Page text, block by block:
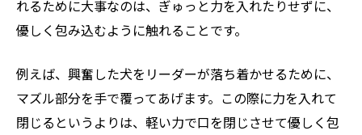
れるために大事なのは、ぎゅっと力を入れたりせずに、
優しく包み込むように触れることです。
例えば、興奮した犬をリーダーが落ち着かせるために、
マズル部分を手で覆ってあげます。この際に力を入れて
閉じるというよりは、軽い力で口を閉じさせて優しく包